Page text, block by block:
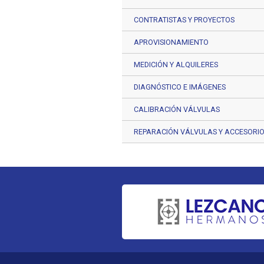
CONTRATISTAS Y PROYECTOS
APROVISIONAMIENTO
MEDICIÓN Y ALQUILERES
DIAGNÓSTICO E IMÁGENES
CALIBRACIÓN VÁLVULAS
REPARACIÓN VÁLVULAS Y